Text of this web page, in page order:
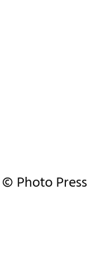
Photo Press